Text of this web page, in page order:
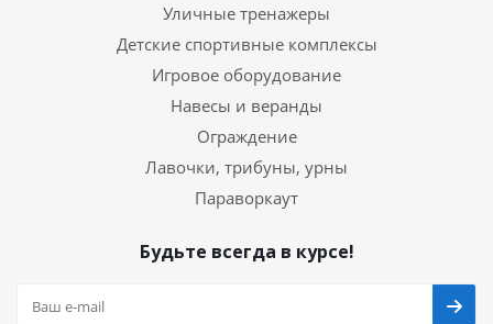
Уличные тренажеры
Детские спортивные комплексы
Игровое оборудование
Навесы и веранды
Ограждение
Лавочки, трибуны, урны
Параворкаут
Будьте всегда в курсе!